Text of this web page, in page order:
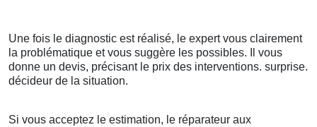
Une fois le diagnostic est réalisé, le expert vous clairement
la problématique et vous suggère les possibles. Il vous
donne un devis, précisant le prix des interventions. surprise.
décideur de la situation.
Si vous acceptez le estimation, le réparateur aux